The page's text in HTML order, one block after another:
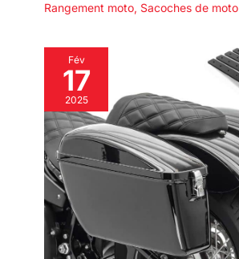
Rangement moto, Sacoches de moto
Fév
17
2025